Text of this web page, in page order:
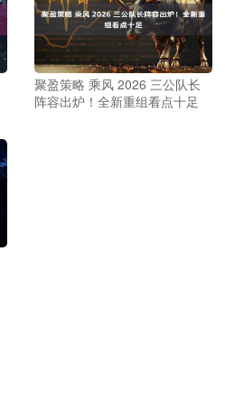
聚盈策略 乘风 2026 三公队长
阵容出炉！全新重组看点十足